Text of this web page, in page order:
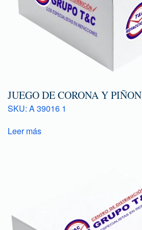
JUEGO DE CORONA Y PIÑON
SKU: A 39016 1
Leer más